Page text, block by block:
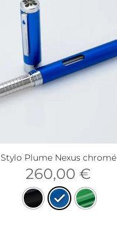
Stylo Plume Nexus chromé
260,00 €